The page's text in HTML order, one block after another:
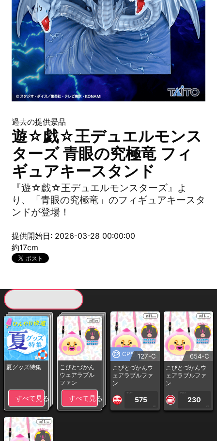
過去の提供景品
遊☆戯☆王デュエルモンス
ターズ 青眼の究極竜 フィ
ギュアキースタンド
『遊☆戯☆王デュエルモンスターズ』よ
り、「青眼の究極竜」のフィギュアキースタ
ンドが登場！
提供開始日: 2026-03-28 00:00:00
約17cm
夏グッズ特集
すべて見る
こびとづかん
ウェアラブル
ファン
すべて見る
CP専用127-C
こびとづかんウ
ェアラブルファ
ン
1PLAY
575
CP
654-C
こびとづかんウ
ェアラブルファ
ン
1PLAY
230
CP